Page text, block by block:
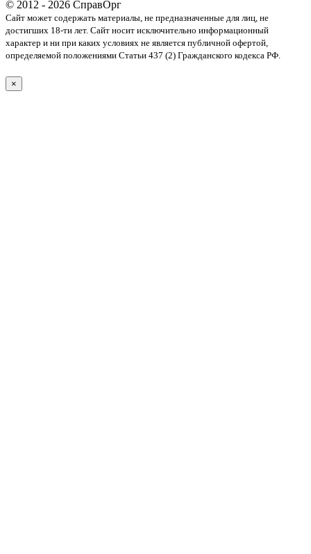
© 2012 - 2026 СправОрг
Сайт может содержать материалы, не предназначенные для лиц, не
достигших 18-ти лет. Cайт носит исключительно информационный
характер и ни при каких условиях не является публичной офертой,
определяемой положениями Статьи 437 (2) Гражданского кодекса РФ.
×